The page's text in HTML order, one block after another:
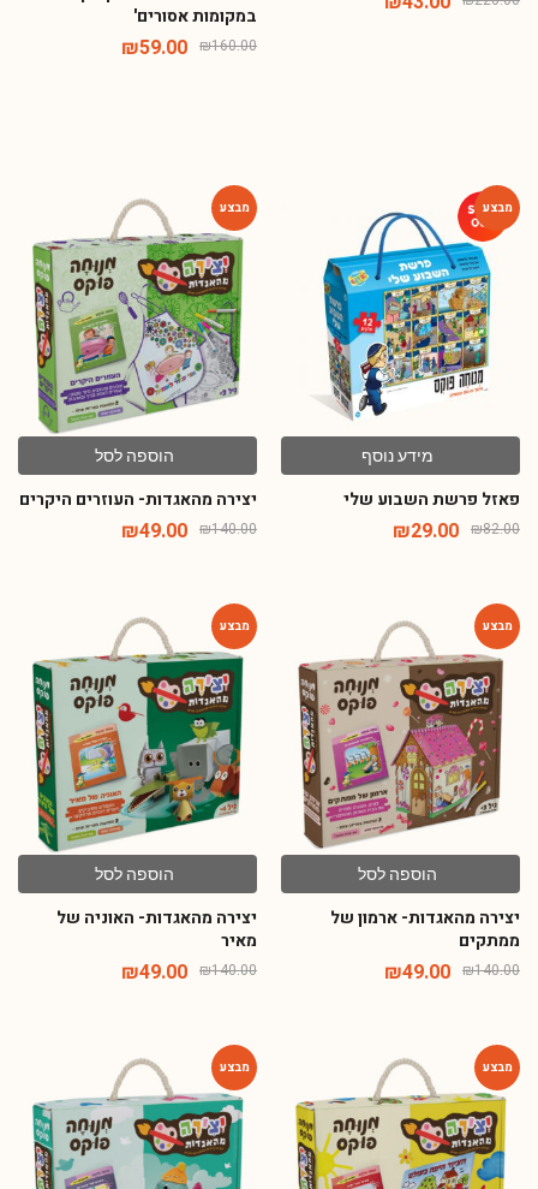
במקומות אסורים'
₪160.00
₪59.00
מידע נוסף
פאזל פרשת השבוע שלי
₪82.00
₪29.00
הוספה לסל
יצירה מהאגדות- העוזרים היקרים
₪140.00
₪49.00
הוספה לסל
יצירה מהאגדות- ארמון של
ממתקים
₪140.00
₪49.00
הוספה לסל
יצירה מהאגדות- האוניה של
מאיר
₪140.00
₪49.00